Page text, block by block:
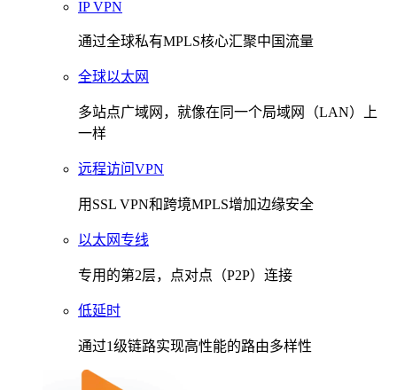
IP VPN
通过全球私有MPLS核心汇聚中国流量
全球以太网
多站点广域网，就像在同一个局域网（LAN）上
一样
远程访问VPN
用SSL VPN和跨境MPLS增加边缘安全
以太网专线
专用的第2层，点对点（P2P）连接
低延时
通过1级链路实现高性能的路由多样性